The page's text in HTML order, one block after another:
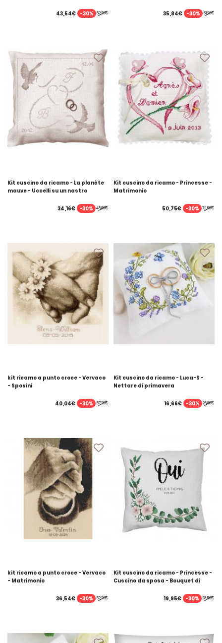
62,20€
43,54€ -30% 51,20€
35,84€ -30%
Kit cuscino da ricamo - La planète
mauve - Uccelli su un nastro
48,80€
34,16€ -30%
Kit cuscino da ricamo - Princesse -
Matrimonio
72,50€
50,75€ -30%
kit ricamo a punto croce - Vervaco
- Sposini
57,20€
40,04€ -30%
Kit cuscino da ricamo - Luca-S -
Nettare di primavera
23,80€
16,66€ -30%
kit ricamo a punto croce - Vervaco
- Matrimonio
52,20€
36,54€ -30%
Kit cuscino da ricamo - Princesse -
Cuscino da sposa - Bouquet di
28,50€
19,95€ -30%